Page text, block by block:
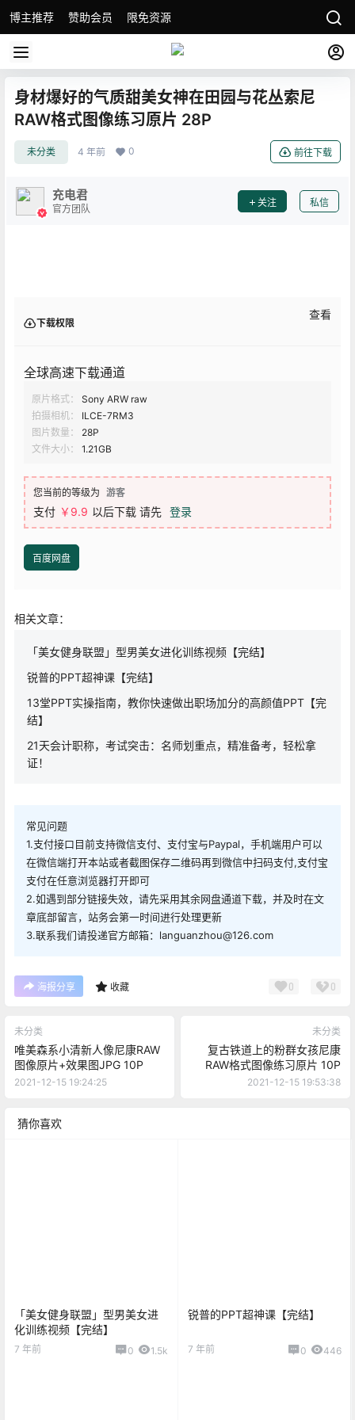
博主推荐 赞助会员 限免资源
身材爆好的气质甜美女神在田园与花丛索尼
RAW格式图像练习原片 28P
未分类 4 年前 0 前往下载
充电君
官方团队
关注 私信
下载权限
查看
全球高速下载通道
原片格式：
Sony ARW raw
拍摄相机：
ILCE-7RM3
图片数量：
28P
文件大小：
1.21GB
您当前的等级为 游客
支付 ￥ 9.9 以后下载 请先 登录
百度网盘
相关文章：
「美女健身联盟」型男美女进化训练视频【完结】
锐普的PPT超神课【完结】
13堂PPT实操指南，教你快速做出职场加分的高颜值PPT【完
结】
21天会计职称，考试突击：名师划重点，精准备考，轻松拿
证！
常见问题
1.支付接口目前支持微信支付、支付宝与Paypal，手机端用户可以
在微信端打开本站或者截图保存二维码再到微信中扫码支付,支付宝
支付在任意浏览器打开即可
2.如遇到部分链接失效，请先采用其余网盘通道下载，并及时在文
章底部留言，站务会第一时间进行处理更新
3.联系我们请投递官方邮箱：languanzhou@126.com
海报分享 收藏 0 0
未分类
唯美森系小清新人像尼康RAW
图像原片+效果图JPG 10P
2021-12-15 19:24:25
未分类
复古铁道上的粉群女孩尼康
RAW格式图像练习原片 10P
2021-12-15 19:53:38
猜你喜欢
「美女健身联盟」型男美女进
化训练视频【完结】
7 年前 0 1.5k
锐普的PPT超神课【完结】
7 年前 0 446